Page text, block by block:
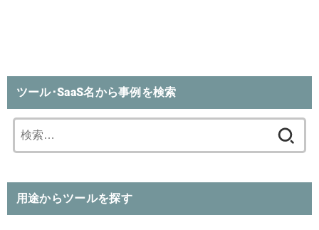
ツール･SaaS名から事例を検索
索:
用途からツールを探す